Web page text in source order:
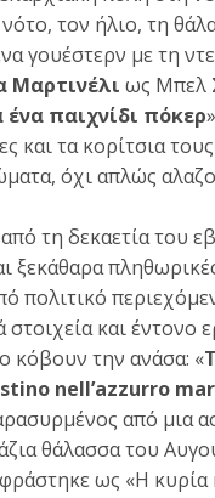
τον ήλιο, τη
γουέστερν με τη
Μαρτινέλι ως Μπελ
ένα παιχνίδι πόκερ
και τα κορίτσια
όχι απλώς
από τη δεκαετία του
ξεκάθαρα
πολιτικό
στοιχεία και έντονο
κόβουν την ανάσα: «
nell’azzurro
από μια
θάλασσα του
ως «Η κυρία